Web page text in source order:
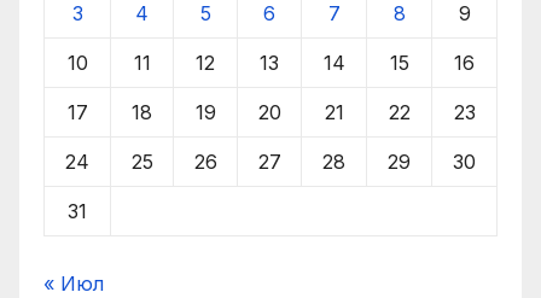
3 4 5 6 7 8 9
10 11 12 13 14 15 16
17 18 19 20 21 22 23
24 25 26 27 28 29 30
31
« Июл